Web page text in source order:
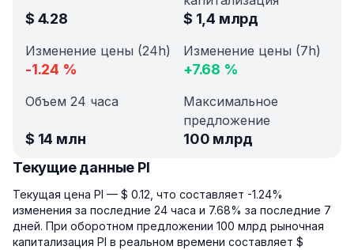
$ 4.28 $ 1,4 млрд
Изменение цены (24h)
-1.24 %
Изменение цены (7h)
+7.68 %
Объем 24 часа
$ 14 млн
Максимальное
предложение
100 млрд
Текущие данные PI
Текущая цена PI — $ 0.12, что составляет -1.24%
изменения за последние 24 часа и 7.68% за последние 7
дней. При оборотном предложении 100 млрд рыночная
капитализация PI в реальном времени составляет $